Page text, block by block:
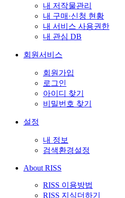
내 저작물관리
내 구매·신청 현황
내 서비스 사용권한
내 관심 DB
회원서비스
회원가입
로그인
아이디 찾기
비밀번호 찾기
설정
내 정보
검색환경설정
About RISS
RISS 이용방법
RISS 지식더하기